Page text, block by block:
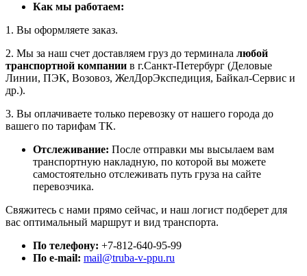
Как мы работаем:
1. Вы оформляете заказ.
2. Мы за наш счет доставляем груз до терминала любой
транспортной компании в г.Санкт-Петербург (Деловые
Линии, ПЭК, Возовоз, ЖелДорЭкспедиция, Байкал-Сервис и
др.).
3. Вы оплачиваете только перевозку от нашего города до
вашего по тарифам ТК.
Отслеживание: После отправки мы высылаем вам
транспортную накладную, по которой вы можете
самостоятельно отслеживать путь груза на сайте
перевозчика.
Свяжитесь с нами прямо сейчас, и наш логист подберет для
вас оптимальный маршрут и вид транспорта.
По телефону: +7-812-640-95-99
По e-mail: mail@truba-v-ppu.ru